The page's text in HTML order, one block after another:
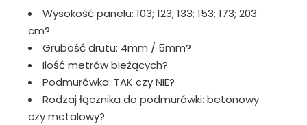
Wysokość panelu: 103; 123; 133; 153; 173; 203
cm?
Grubość drutu: 4mm / 5mm?
Ilość metrów bieżących?
Podmurówka: TAK czy NIE?
Rodzaj łącznika do podmurówki: betonowy
czy metalowy?